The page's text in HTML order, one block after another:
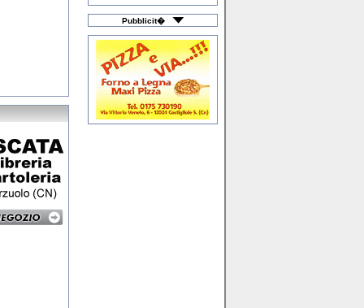
Materiali Plastici
Merceria & Intimo
Mobili & Arredamento
Moda Bimbo
Moto & Scooter
Noleggio Auto
Noleggio Camper
Officine Meccaniche
Onoranze Funebri
Orologerie
Ortopedie & Sanitari
Ottica
Pubblicit�